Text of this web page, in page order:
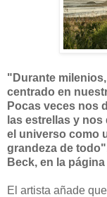
"Durante
centrado en
Pocas veces nos
las estrellas y
el universo como
grandeza de
Beck, en la
El artista añade